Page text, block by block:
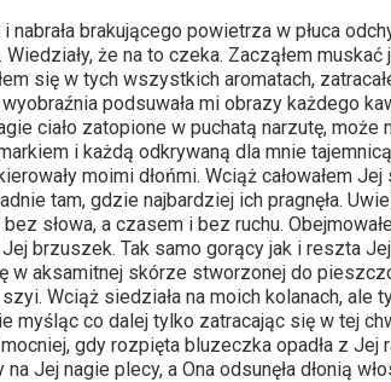
brakującego powietrza w płuca
że na to czeka. Zacząłem muskać
się w tych wszystkich aromatach,
podsuwała mi obrazy każdego
ciało zatopione w puchatą narzutę,
i każdą odkrywaną dla mnie
moimi dłońmi. Wciąż całowałem
tam, gdzie najbardziej ich pragnęła.
słowa, a czasem i bez ruchu.
brzuszek. Tak samo gorący jak i reszta Jej
w aksamitnej skórze stworzonej do
Wciąż siedziała na moich kolanach, ale
myśląc co dalej tylko zatracając się w tej
gdy rozpięta bluzeczka opadła z Jej
Jej nagie plecy, a Ona odsunęła dłonią